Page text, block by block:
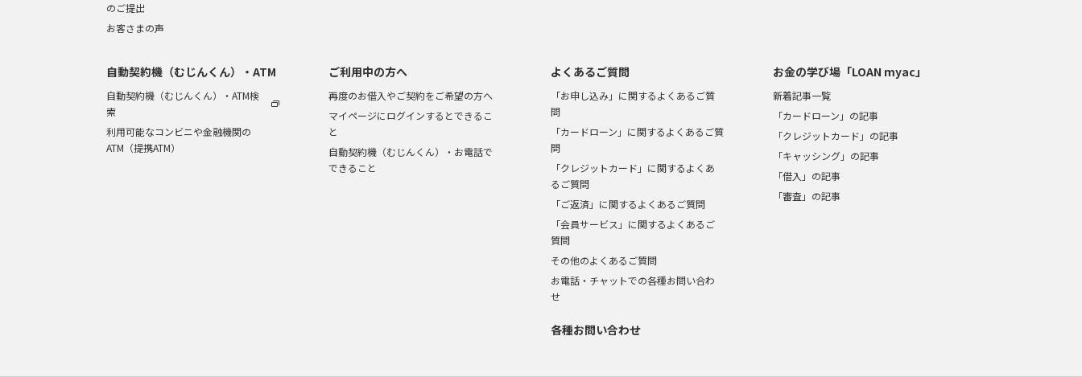
のご提出
お客さまの声
自動契約機（むじんくん）・ATM
自動契約機（むじんくん）・ATM検
索
利用可能なコンビニや金融機関の
ATM（提携ATM）
ご利用中の方へ
再度のお借入やご契約をご希望の方へ
マイページにログインするとできるこ
と
自動契約機（むじんくん）・お電話で
できること
よくあるご質問
「お申し込み」に関するよくあるご質
問
「カードローン」に関するよくあるご質
問
「クレジットカード」に関するよくあ
るご質問
「ご返済」に関するよくあるご質問
「会員サービス」に関するよくあるご
質問
その他のよくあるご質問
お電話・チャットでの各種お問い合わ
せ
各種お問い合わせ
お金の学び場「LOAN myac」
新着記事一覧
「カードローン」の記事
「クレジットカード」の記事
「キャッシング」の記事
「借入」の記事
「審査」の記事